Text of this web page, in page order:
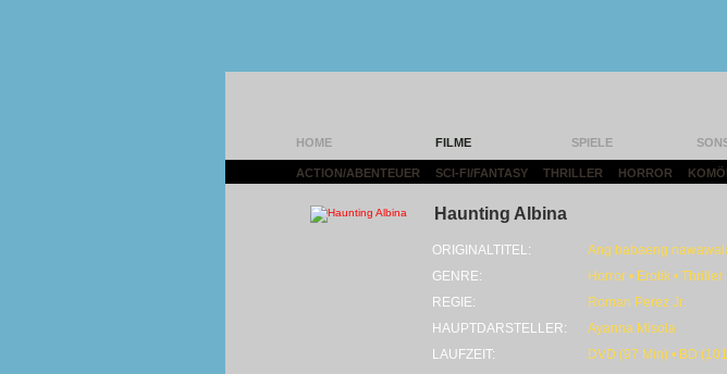
HOME FILME SPIELE
ACTION/ABENTEUER SCI-FI/FANTASY THRILLER HORROR
Haunting Albina
ORIGINALTITEL:
Ang babaeng
GENRE:
Horror • Erotik • Thriller
REGIE:
Roman Perez Jr.
HAUPTDARSTELLER:
Ayanna Misola
LAUFZEIT:
DVD (97 Min) • BD